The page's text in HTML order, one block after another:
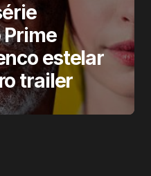
estelar
trailer